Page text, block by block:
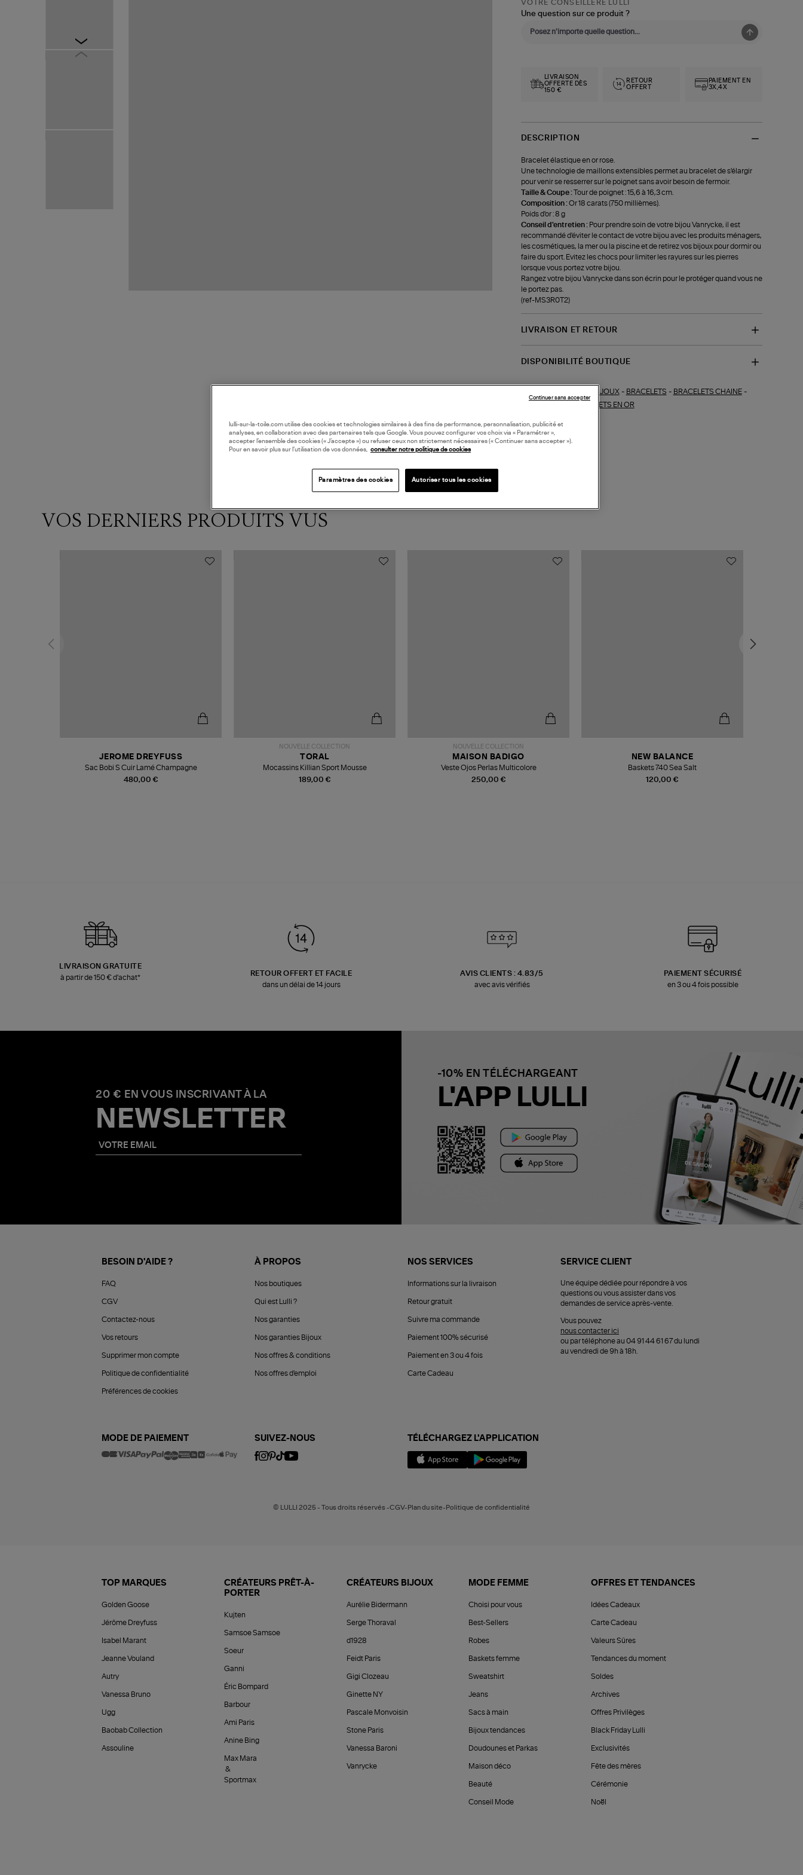
VOTRE CONSEILLÈRE LULLI
Une question sur ce produit ?
LIVRAISON
OFFERTE DÈS
150 €
RETOUR
OFFERT
PAIEMENT EN
3X,4X
DESCRIPTION
Bracelet élastique en or rose.
Une technologie de maillons extensibles permet au bracelet de s'élargir
pour venir se resserrer sur le poignet sans avoir besoin de fermoir.
Taille & Coupe :Tour de poignet : 15,6 à 16,3 cm.
Composition :Or 18 carats (750 millièmes).
Poids d'or : 8 g
Conseil d'entretien : Pour prendre soin de votre bijou Vanrycke, il est
recommandé d'éviter le contact de votre bijou avec les produits ménagers,
les cosmétiques, la mer ou la piscine et de retirez vos bijoux pour dormir ou
faire du sport. Evitez les chocs pour limiter les rayures sur les pierres
lorsque vous portez votre bijou.
Rangez votre bijou Vanrycke dans son écrin pour le protéger quand vous ne
le portez pas.
(ref-MS3R0T2)
LIVRAISON ET RETOUR
DISPONIBILITÉ BOUTIQUE
BIJOUX- BRACELETS - BRACELETS CHAINE-
BRACELETS EN OR
VOS DERNIERS PRODUITS VUS
480,00 €
JEROME DREYFUSS
Sac Bobi S Cuir Lamé Champagne
NOUVELLE COLLECTION
189,00 €
TORAL
Mocassins Killian Sport Mousse
NOUVELLE COLLECTION
250,00 €
MAISON BADIGO
Veste Ojos Perlas Multicolore
120,00 €
NEW BALANCE
Baskets 740 Sea Salt
LIVRAISON GRATUITE
à partir de 150 € d'achat*
RETOUR OFFERT ET FACILE
dans un délai de 14 jours
AVIS CLIENTS : 4.83/5
avec avis vérifiés
PAIEMENT SÉCURISÉ
en 3 ou 4 fois possible
20 € EN VOUS INSCRIVANT À LA
NEWSLETTER
-10% EN TÉLÉCHARGEANT
L'APP LULLI
BESOIN D'AIDE ?
FAQ
CGV
Contactez-nous
Vos retours
Supprimer mon compte
Politique de confidentialité
Préférences de cookies
À PROPOS
Nos boutiques
Qui est Lulli ?
Nos garanties
Nos garanties Bijoux
Nos offres & conditions
Nos offres d'emploi
NOS SERVICES
Informations sur la livraison
Retour gratuit
Suivre ma commande
Paiement 100% sécurisé
Paiement en 3 ou 4 fois
Carte Cadeau
SERVICE CLIENT
Une équipe dédiée pour répondre à vos
questions ou vous assister dans vos
demandes de service après-vente.
Vous pouvez
nous contacter ici
ou par téléphone au 04 91 44 61 67 du lundi
au vendredi de 9h à 18h.
MODE DE PAIEMENT SUIVEZ-NOUS TÉLÉCHARGEZ L'APPLICATION
© LULLI 2025 - Tous droits réservés -CGV-Plan du site-Politique de confidentialité
TOP MARQUES
Golden Goose
Jérôme Dreyfuss
Isabel Marant
Jeanne Vouland
Autry
Vanessa Bruno
Ugg
Baobab Collection
Assouline
CRÉATEURS PRÊT-À-
PORTER
Kujten
Samsoe Samsoe
Soeur
Ganni
Éric Bompard
Barbour
Ami Paris
Anine Bing
Max Mara
&
Sportmax
CRÉATEURS BIJOUX
Aurélie Bidermann
Serge Thoraval
d1928
Feidt Paris
Gigi Clozeau
Ginette NY
Pascale Monvoisin
Stone Paris
Vanessa Baroni
Vanrycke
MODE FEMME
Choisi pour vous
Best-Sellers
Robes
Baskets femme
Sweatshirt
Jeans
Sacs à main
Bijoux tendances
Doudounes et Parkas
Maison déco
Beauté
Conseil Mode
OFFRES ET TENDANCES
Idées Cadeaux
Carte Cadeau
Valeurs Sûres
Tendances du moment
Soldes
Archives
Offres Privilèges
Black Friday Lulli
Exclusivités
Fête des mères
Cérémonie
Noël
lulli-sur-la-toile.com utilise des cookies et technologies similaires à des fins de performance, personnalisation, publicité et
analyses, en collaboration avec des partenaires tels que Google. Vous pouvez configurer vos choix via « Paramétrer »,
accepter l’ensemble des cookies (« J’accepte ») ou refuser ceux non strictement nécessaires (« Continuer sans accepter »).
Pour en savoir plus sur l’utilisation de vos données, consulter notre politique de cookies
Paramètres des cookies Autoriser tous les cookies
Continuer sans accepter